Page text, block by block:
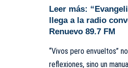
Leer más:
llega a la radio
Renuevo 89.7 FM
“Vivos pero envueltos”
reflexiones, sino un